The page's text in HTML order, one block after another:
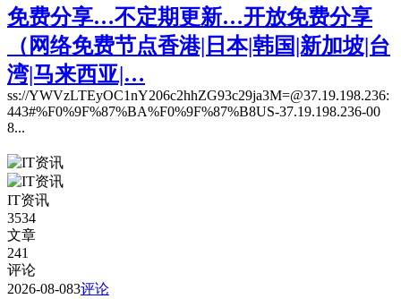
免费分享…不定期更新…开放免费分享
（网络免费节点香港|日本|韩国|新加坡|台
湾|马来西亚|…
ss://YWVzLTEyOC1nY206c2hhZG93c29ja3M=@37.19.198.236:
443#%F0%9F%87%BA%F0%9F%87%B8US-37.19.198.236-00
8...
IT资讯
3534
文章
241
评论
2026-08-083评论